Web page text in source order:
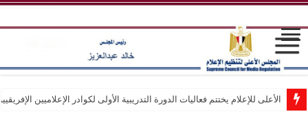
الأعلى للإعلام يختتم فعاليات الدورة التدريبية الأولى لكوادر الإعلاميين